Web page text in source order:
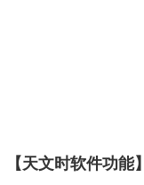
【天文时软件功能】